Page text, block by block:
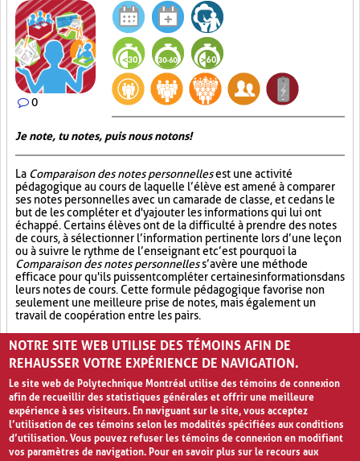
0
Je note, tu notes, puis nous notons!
La Comparaison des notes personnellesest une activité
pédagogique au cours de laquelle l’élève est amené à comparer
ses notes personnelles avec un camarade de classe, et ce dans le
but de les compléter et d'y ajouter les informations qui lui ont
échappé. Certains élèves ont de la difficulté à prendre des notes
de cours, à sélectionner l’information pertinente lors d’une leçon
ou à suivre le rythme de l’enseignant et c’est pourquoi la
Comparaison des notes personnelless’avère une méthode
efficace pour qu'ils puissent compléter certaines informations dans
leurs notes de cours. Cette formule pédagogique favorise non
seulement une meilleure prise de notes, mais également un
travail de coopération entre les pairs.
Partage (13) Synthèse (19) Analyse critique (12)
NOTRE SITE WEB UTILISE DES TÉMOINS AFIN DE
REHAUSSER VOTRE EXPÉRIENCE DE NAVIGATION.
Le site web de Polytechnique Montréal utilise des témoins de connexion
afin de recueillir des statistiques générales et offrir une meilleure
expérience à ses visiteurs. En naviguant sur le site, vous acceptez
l’utilisation de ces témoins selon les modalités spécifiées aux conditions
d’utilisation. Vous pouvez refuser les témoins de connexion en modifiant
vos paramètres de navigation. Pour en savoir plus sur le recours aux